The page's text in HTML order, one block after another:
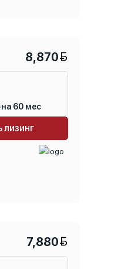
8,870
на 60 мес
лизинг
7,880